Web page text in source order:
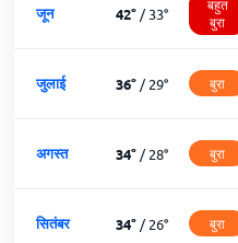
जून 42°/33°
बहुत
बुरा
जुलाई 36°/29° बुरा
अगस्त 34°/28° बुरा
सितंबर 34°/26° बुरा